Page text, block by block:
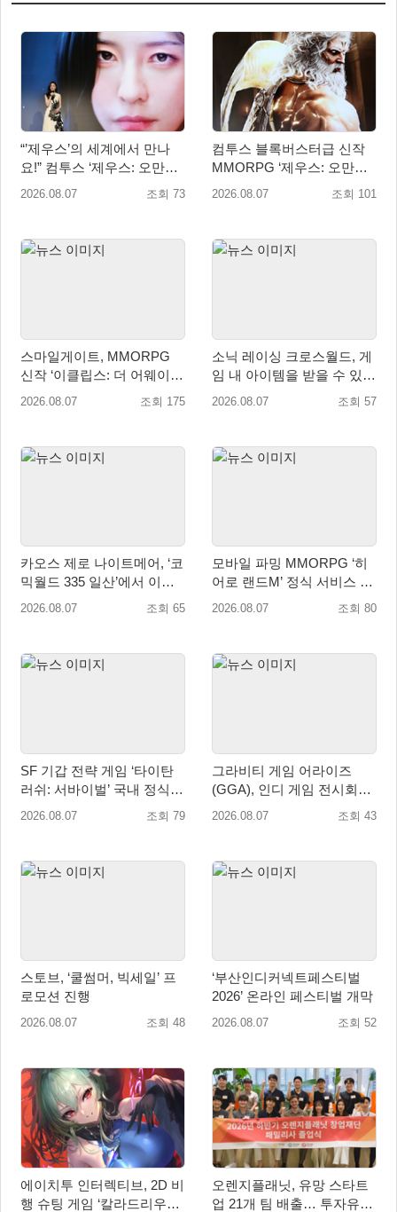
“’제우스’의 세계에서 만나
요!” 컴투스 ‘제우스: 오만의
신’ 쇼케이스 찾은 배우 박지
2026.08.07 조회 73
컴투스 블록버스터급 신작
MMORPG ‘제우스: 오만의
신’, 8월 26일 출시!
2026.08.07 조회 101
스마일게이트, MMORPG
신작 ‘이클립스: 더 어웨이크
닝’ 9월 10일 론칭!
2026.08.07 조회 175
소닉 레이싱 크로스월드, 게
임 내 아이템을 받을 수 있는
‘레전드 대회 라운드 7’ 개최!
2026.08.07 조회 57
카오스 제로 나이트메어, ‘코
믹월드 335 일산’에서 이용
자 소통 예고
2026.08.07 조회 65
모바일 파밍 MMORPG ‘히
어로 랜드M’ 정식 서비스 돌
입
2026.08.07 조회 80
SF 기갑 전략 게임 ‘타이탄
러쉬: 서바이벌’ 국내 정식
출시
2026.08.07 조회 79
그라비티 게임 어라이즈
(GGA), 인디 게임 전시회
‘도쿄 게임 던전 13’ 참가!
2026.08.07 조회 43
스토브, ‘쿨썸머, 빅세일’ 프
로모션 진행
2026.08.07 조회 48
‘부산인디커넥트페스티벌
2026’ 온라인 페스티벌 개막
2026.08.07 조회 52
에이치투 인터렉티브, 2D 비
행 슈팅 게임 ‘칼라드리우스
오렌지플래닛, 유망 스타트
업 21개 팀 배출… 투자유치∙